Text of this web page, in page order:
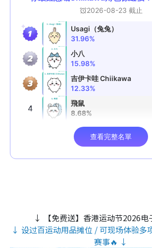
↓ 【免费送】香港运动节2026电
↓ 设过百运动用品摊位 / 可现场体验多
赛事🔥 ↓